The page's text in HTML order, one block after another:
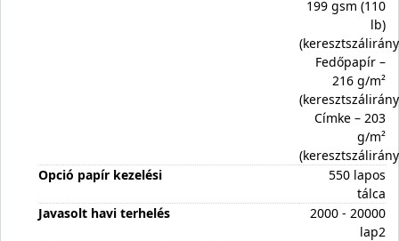
199 gsm (110
lb)
Fedőpapír –
216 g/m²
Címke – 203
g/m²
Opció papír kezelési
550 lapos
tálca
Javasolt havi terhelés
2000 - 20000
lap2